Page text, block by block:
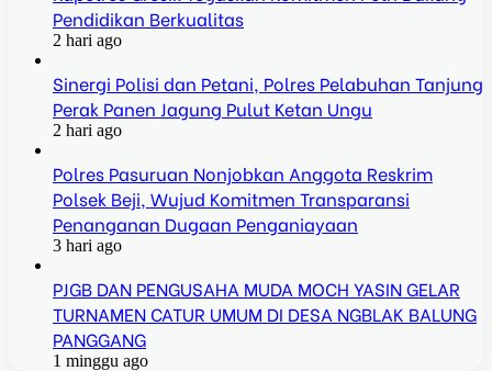
Pendidikan Berkualitas
2 hari ago
Sinergi Polisi dan Petani, Polres Pelabuhan Tanjung
Perak Panen Jagung Pulut Ketan Ungu
2 hari ago
Polres Pasuruan Nonjobkan Anggota Reskrim
Polsek Beji, Wujud Komitmen Transparansi
Penanganan Dugaan Penganiayaan
3 hari ago
PJGB DAN PENGUSAHA MUDA MOCH YASIN GELAR
TURNAMEN CATUR UMUM DI DESA NGBLAK BALUNG
PANGGANG
1 minggu ago